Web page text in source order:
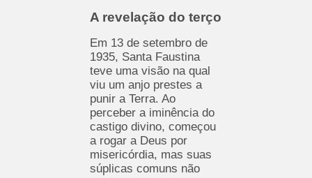
A revelação do terço
Em 13 de setembro de
1935, Santa Faustina
teve uma visão na qual
viu um anjo prestes a
punir a Terra. Ao
perceber a iminência do
castigo divino, começou
a rogar a Deus por
misericórdia, mas suas
súplicas comuns não